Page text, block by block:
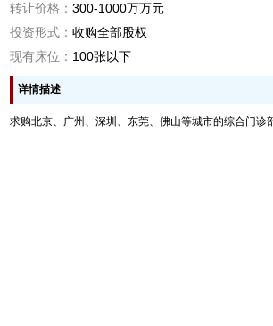
转让价格：300-1000万万元
投资形式：收购全部股权
现有床位： 100张以下
详情描述
求购北京、广州、深圳、东莞、佛山等城市的综合门诊